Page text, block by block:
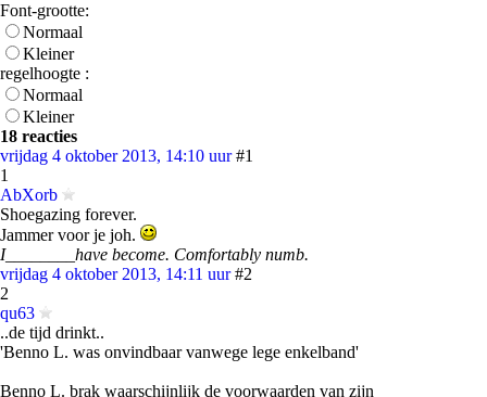
Font-grootte:
Normaal
Kleiner
regelhoogte :
Normaal
Kleiner
18 reacties
vrijdag 4 oktober 2013, 14:10 uur #1
1
AbXorb
Shoegazing forever.
Jammer voor je joh.
I________have become. Comfortably numb.
vrijdag 4 oktober 2013, 14:11 uur #2
2
qu63
..de tijd drinkt..
'Benno L. was onvindbaar vanwege lege enkelband'
Benno L. brak waarschijnlijk de voorwaarden van zijn